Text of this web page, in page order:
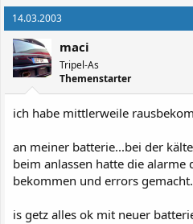
14.03.2003
maci
Tripel-As
Themenstarter
ich habe mittlerweile
an meiner batterie...bei der
beim anlassen hatte die alarme
bekommen und errors
is getz alles ok mit neuer